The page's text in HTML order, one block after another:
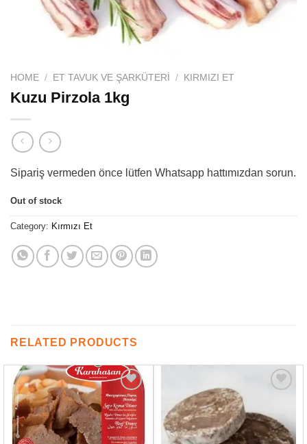
HOME / ET TAVUK VE ŞARKÜTERI / KIRMIZI ET
Kuzu Pirzola 1kg
Sipariş vermeden önce lütfen Whatsapp hattımızdan sorun.
Out of stock
Category: Kırmızı Et
RELATED PRODUCTS
Favorilere
Ekle
Ekle